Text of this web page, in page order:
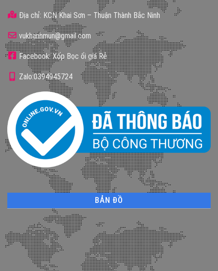
Địa chỉ: KCN Khai Sơn – Thuận Thành Bắc Ninh
vukhanhmun@gmail.com
Facebook: Xốp Bọc ổi giá Rẻ
Zalo:0394945724
BẢN ĐỒ